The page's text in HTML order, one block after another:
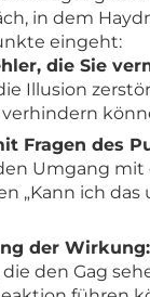
in dem
eingeht:
die Sie
Illusion
verhindern
Fragen des
Umgang mit
„Kann ich das
der Wirkung:
den Gag